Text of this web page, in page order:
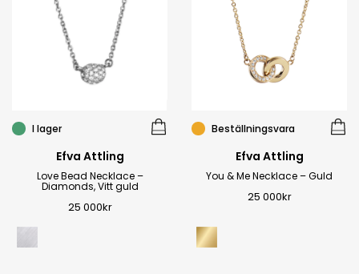
I lager
Efva Attling
Love Bead Necklace –
Diamonds, Vitt guld
25 000kr
Beställningsvara
Efva Attling
You & Me Necklace – Guld
25 000kr